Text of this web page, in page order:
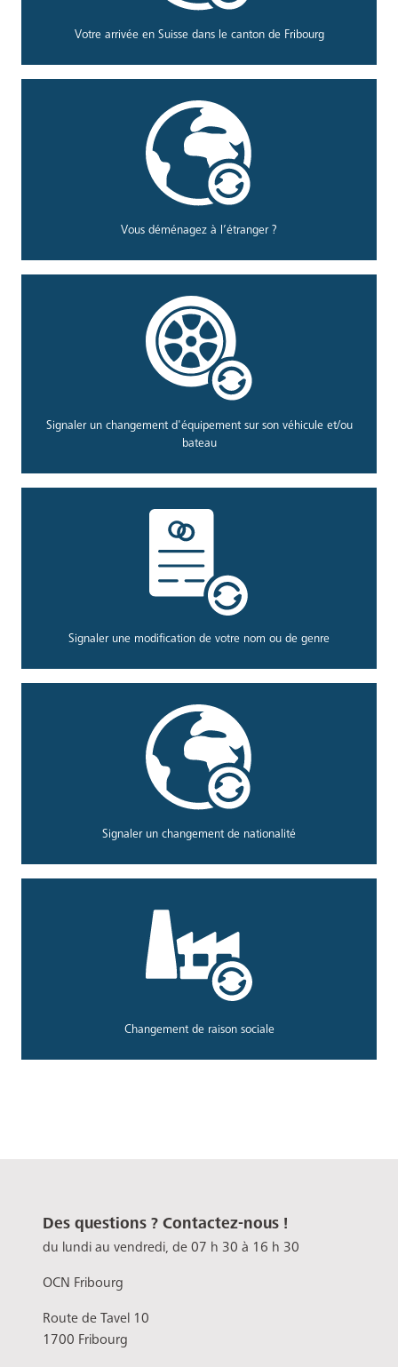
Votre arrivée en Suisse dans le canton de Fribourg
Vous déménagez à l’étranger ?
Signaler un changement d'équipement sur son véhicule et/ou
bateau
Signaler une modification de votre nom ou de genre
Signaler un changement de nationalité
Changement de raison sociale
Des questions ? Contactez-nous !
du lundi au vendredi, de 07 h 30 à 16 h 30
OCN Fribourg
Route de Tavel 10
1700 Fribourg